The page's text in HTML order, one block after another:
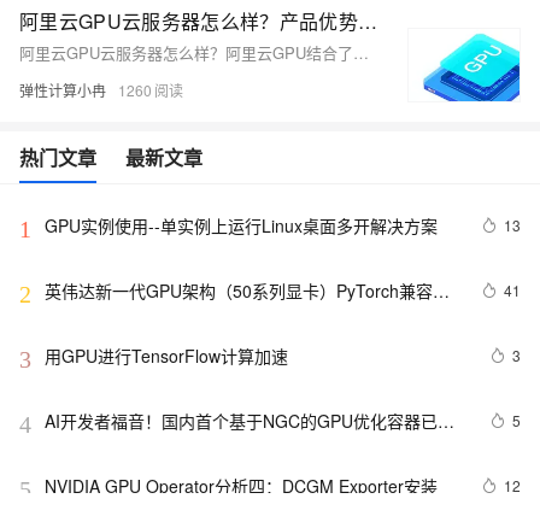
阿里云GPU云服务器怎么样？产品优势、应用场景介绍与最新活动价格参考
阿里云GPU云服务器怎么样？阿里云GPU结合了GPU计算力与CPU计算力，主要应用于于深度学习、科学计算、图形可视化、视频处理多种应用场景，本文为您详细介绍阿里云GPU云服务器产品优势、应用场景以及最新活动价格。
弹性计算小冉 1260
热门文章 最新文章
1 GPU实例使用--单实例上运行Linux桌面多开解决方案 13
2 英伟达新一代GPU架构（50系列显卡）PyTorch兼容性
41
3 用GPU进行TensorFlow计算加速 3
4 AI开发者福音！国内首个基于NGC的GPU优化容器已在
5
5 NVIDIA GPU Operator分析四：DCGM Exporter安装 12